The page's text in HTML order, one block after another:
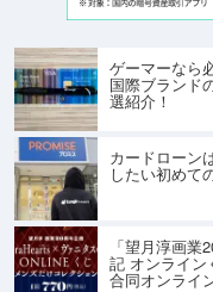
ゲーマーなら
国際ブランド
選紹介！
カードローン
したい初めて
「望月淳画
記 オンライン
合同オンライ